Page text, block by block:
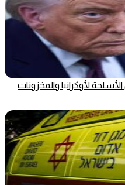
لأوكرانيا والمخزونات